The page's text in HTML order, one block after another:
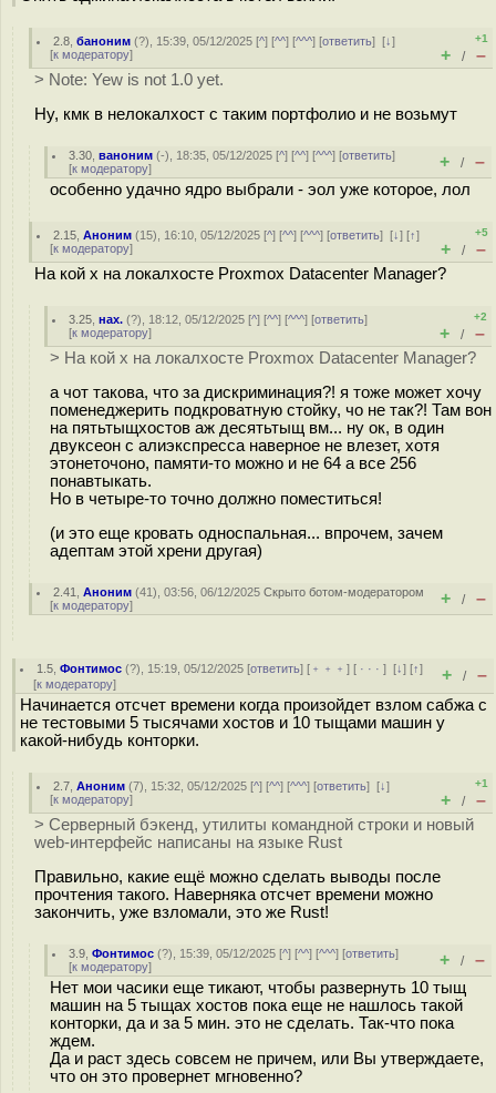
2.8 ,баноним (?), 15:39, 05/12/2025 [^] [^^] [^^^] [ответить][↓]
[к модератору]
+1
+ / –
> Note: Yew is not 1.0 yet.
Ну, кмк в нелокалхост с таким портфолио и не возьмут
3.30 ,ваноним (-), 18:35, 05/12/2025 [^] [^^] [^^^] [ответить]
[к модератору] + / –
особенно удачно ядро выбрали - эол уже которое, лол
2.15 ,Аноним (15), 16:10, 05/12/2025 [^] [^^] [^^^] [ответить][↓] [↑]
[к модератору]
+5
+ / –
На кой х на локалхосте Proxmox Datacenter Manager?
3.25 ,нах. (?), 18:12, 05/12/2025 [^] [^^] [^^^] [ответить]
[к модератору]
+2
+ / –
> На кой х на локалхосте Proxmox Datacenter Manager?
а чот такова, что за дискриминация?! я тоже может хочу
поменеджерить подкроватную стойку, чо не так?! Там вон
на пятьтыщхостов аж десятьтыщ вм... ну ок, в один
двуксеон с алиэкспресса наверное не влезет, хотя
этонеточоно, памяти-то можно и не 64 а все 256
понавтыкать.
Но в четыре-то точно должно поместиться!
(и это еще кровать односпальная... впрочем, зачем
адептам этой хрени другая)
2.41 ,Аноним (41), 03:56, 06/12/2025Скрыто ботом-модератором
[к модератору] + / –
1.5 ,Фонтимос (?), 15:19, 05/12/2025 [ответить] [ ﹢﹢﹢] [ · · ·][↓] [↑]
[к модератору] + / –
Начинается отсчет времени когда произойдет взлом сабжа с
не тестовыми 5 тысячами хостов и 10 тыщами машин у
какой-нибудь конторки.
2.7 ,Аноним (7), 15:32, 05/12/2025 [^] [^^] [^^^] [ответить][↓]
[к модератору]
+1
+ / –
> Серверный бэкенд, утилиты командной строки и новый
web-интерфейс написаны на языке Rust
Правильно, какие ещё можно сделать выводы после
прочтения такого. Наверняка отсчет времени можно
закончить, уже взломали, это же Rust!
3.9 ,Фонтимос (?), 15:39, 05/12/2025 [^] [^^] [^^^] [ответить]
[к модератору] + / –
Нет мои часики еще тикают, чтобы развернуть 10 тыщ
машин на 5 тыщах хостов пока еще не нашлось такой
конторки, да и за 5 мин. это не сделать. Так-что пока
ждем.
Да и раст здесь совсем не причем, или Вы утверждаете,
что он это провернет мгновенно?